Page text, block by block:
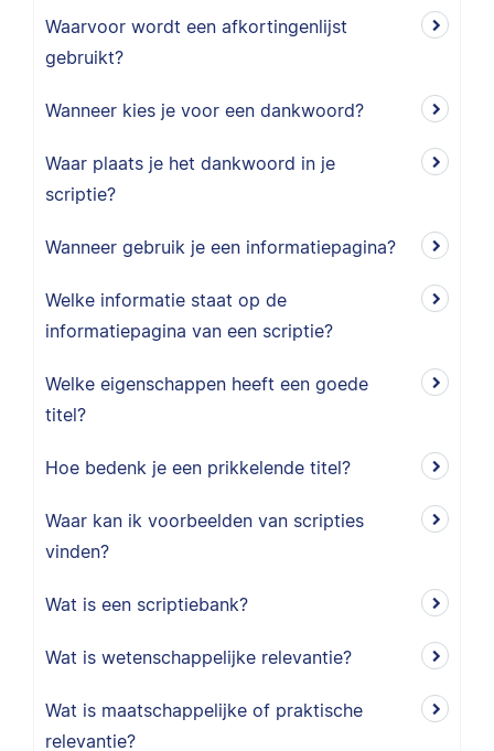
Waarvoor wordt een afkortingenlijst
gebruikt?
Wanneer kies je voor een dankwoord?
Waar plaats je het dankwoord in je
scriptie?
Wanneer gebruik je een informatiepagina?
Welke informatie staat op de
informatiepagina van een scriptie?
Welke eigenschappen heeft een goede
titel?
Hoe bedenk je een prikkelende titel?
Waar kan ik voorbeelden van scripties
vinden?
Wat is een scriptiebank?
Wat is wetenschappelijke relevantie?
Wat is maatschappelijke of praktische
relevantie?